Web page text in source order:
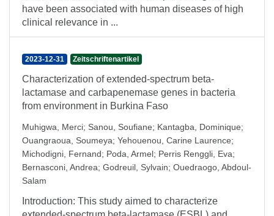
have been associated with human diseases of high
clinical relevance in ...
2023-12-31 Zeitschriftenartikel
Characterization of extended-spectrum beta-
lactamase and carbapenemase genes in bacteria
from environment in Burkina Faso
Muhigwa, Merci; Sanou, Soufiane; Kantagba, Dominique;
Ouangraoua, Soumeya; Yehouenou, Carine Laurence;
Michodigni, Fernand; Poda, Armel; Perris Renggli, Eva;
Bernasconi, Andrea; Godreuil, Sylvain; Ouedraogo, Abdoul-
Salam
Introduction: This study aimed to characterize